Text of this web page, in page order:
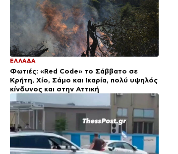
ΕΛΛΑΔΑ
Φωτιές: «Red Code» το Σάββατο σε
Κρήτη, Χίο, Σάμο και Ικαρία, πολύ υψηλός
κίνδυνος και στην Αττική